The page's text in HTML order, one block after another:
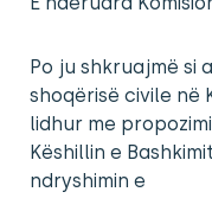
Po ju shkruajmë si
shoqërisë civile në
lidhur me
Këshillin e
ndryshimin e